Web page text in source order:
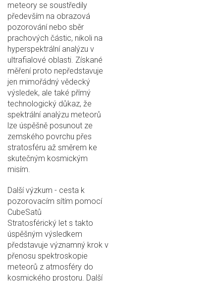
meteory se soustředily
především na obrazová
pozorování nebo sběr
prachových částic, nikoli na
hyperspektrální analýzu v
ultrafialové oblasti. Získané
měření proto nepředstavuje
jen mimořádný vědecký
výsledek, ale také přímý
technologický důkaz, že
spektrální analýzu meteorů
lze úspěšně posunout ze
zemského povrchu přes
stratosféru až směrem ke
skutečným kosmickým
misím.
Další výzkum - cesta k
pozorovacím sítím pomocí
CubeSatů
Stratosférický let s takto
úspěšným výsledkem
představuje významný krok v
přenosu spektroskopie
meteorů z atmosféry do
kosmického prostoru. Další